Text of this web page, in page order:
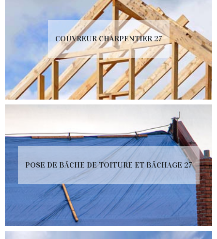
COUVREUR CHARPENTIER 27
POSE DE BÂCHE DE TOITURE ET BÂCHAGE 27